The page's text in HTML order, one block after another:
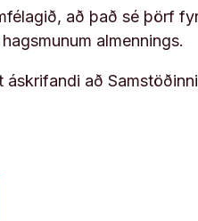
að það sé þörf
almennings.
að